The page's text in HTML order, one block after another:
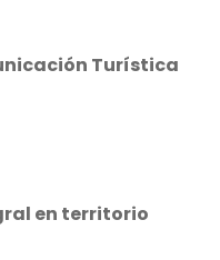
Turística
en territorio